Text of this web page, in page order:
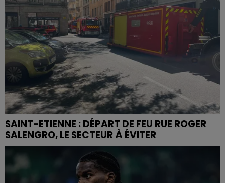
SAINT-ETIENNE : DÉPART DE FEU RUE ROGER
SALENGRO, LE SECTEUR À ÉVITER